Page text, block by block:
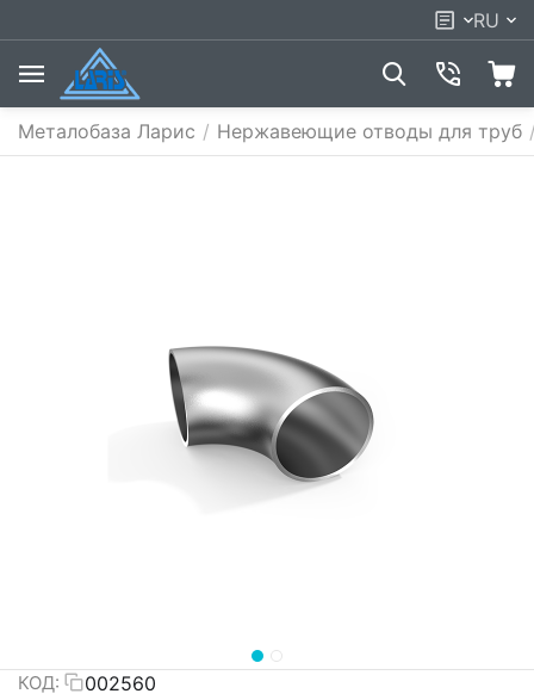
RU
Металобаза Ларис / Нержавеющие отводы для труб
КОД: 002560